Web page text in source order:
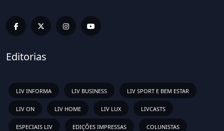
Editorias
LIV INFORMA LIV BUSINESS LIV SPORT E BEM ESTAR
LIV ON LIV HOME LIV LUX LIVCASTS
ESPECIAIS LIV EDIÇÕES IMPRESSAS COLUNISTAS